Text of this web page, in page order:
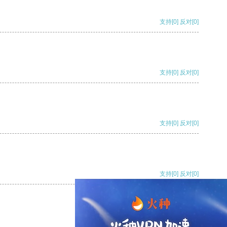
支持[0] 反对[0]
支持[0] 反对[0]
支持[0] 反对[0]
支持[0] 反对[0]
支持[0] 反对